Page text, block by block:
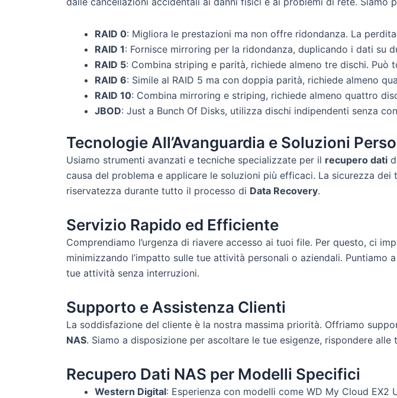
RAID 0: Migliora le prestazioni ma non offre ridondanza. La
RAID 1: Fornisce mirroring per la ridondanza, duplicando i dati su
RAID 5: Combina striping e parità, richiede almeno tre dischi. Può
RAID 6: Simile al RAID 5 ma con doppia parità, richiede almeno
RAID 10: Combina mirroring e striping, richiede almeno quattro
JBOD: Just a Bunch Of Disks, utilizza dischi indipendenti senza
Tecnologie All’Avanguardia e Soluzioni
Usiamo strumenti avanzati e tecniche specializzate per il recupero dati
causa del problema e applicare le soluzioni più efficaci. La sicurezza
riservatezza durante tutto il processo di Data Recovery.
Servizio Rapido ed Efficiente
Comprendiamo l’urgenza di riavere accesso ai tuoi file. Per questo, ci
minimizzando l’impatto sulle tue attività personali o aziendali. Puntiamo a
tue attività senza interruzioni.
Supporto e Assistenza Clienti
La soddisfazione del cliente è la nostra massima priorità. Offriamo
NAS. Siamo a disposizione per ascoltare le tue esigenze, rispondere
Recupero Dati NAS per Modelli Specifici
Western Digital: Esperienza con modelli come WD My Cloud EX2